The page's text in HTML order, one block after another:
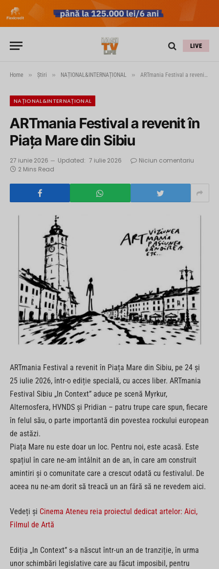
LIVE
Home » Știri » NAȚIONAL&INTERNAȚIONAL » ARTmania Festival a revenit în Piața Mare din Sibiu
NAȚIONAL&INTERNAȚIONAL
ARTmania Festival a revenit în
Piața Mare din Sibiu
27 iunie 2026 Updated: 7 iulie 2026
Niciun comentariu
2 Mins Read
ARTmania Festival a revenit în Piața Mare din Sibiu, pe 24 și
25 iulie 2026, într-o ediție specială, cu acces liber. ARTmania
Festival Sibiu „In Context” aduce pe scenă Myrkur,
Alternosfera, HVNDS și Pridian – patru trupe care spun, fiecare
în felul său, o parte importantă din povestea rockului european
de astăzi.
Piața Mare nu este doar un loc. Pentru noi, este acasă. Este
spațiul în care ne-am întâlnit an de an, în care am construit
amintiri și o comunitate care a crescut odată cu festivalul. De
aceea nu ne-am dorit să treacă un an fără să ne revedem aici.
Vedeți și Cinema Ateneu reia proiectul dedicat artelor: Aici,
Filmul de Artă
Ediția „In Context” s-a născut într-un an de tranziție, în urma
unor schimbări legislative care au făcut imposibil, pentru